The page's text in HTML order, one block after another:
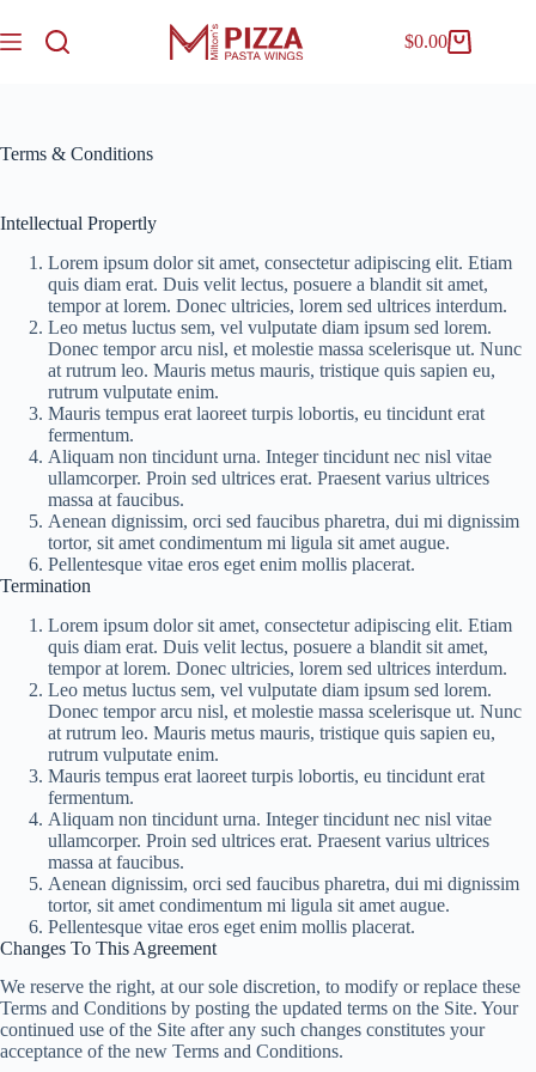
$0.00
Terms & Conditions
Intellectual Propertly
Lorem ipsum dolor sit amet, consectetur adipiscing elit. Etiam
quis diam erat. Duis velit lectus, posuere a blandit sit amet,
tempor at lorem. Donec ultricies, lorem sed ultrices interdum.
Leo metus luctus sem, vel vulputate diam ipsum sed lorem.
Donec tempor arcu nisl, et molestie massa scelerisque ut. Nunc
at rutrum leo. Mauris metus mauris, tristique quis sapien eu,
rutrum vulputate enim.
Mauris tempus erat laoreet turpis lobortis, eu tincidunt erat
fermentum.
Aliquam non tincidunt urna. Integer tincidunt nec nisl vitae
ullamcorper. Proin sed ultrices erat. Praesent varius ultrices
massa at faucibus.
Aenean dignissim, orci sed faucibus pharetra, dui mi dignissim
tortor, sit amet condimentum mi ligula sit amet augue.
Pellentesque vitae eros eget enim mollis placerat.
Termination
Lorem ipsum dolor sit amet, consectetur adipiscing elit. Etiam
quis diam erat. Duis velit lectus, posuere a blandit sit amet,
tempor at lorem. Donec ultricies, lorem sed ultrices interdum.
Leo metus luctus sem, vel vulputate diam ipsum sed lorem.
Donec tempor arcu nisl, et molestie massa scelerisque ut. Nunc
at rutrum leo. Mauris metus mauris, tristique quis sapien eu,
rutrum vulputate enim.
Mauris tempus erat laoreet turpis lobortis, eu tincidunt erat
fermentum.
Aliquam non tincidunt urna. Integer tincidunt nec nisl vitae
ullamcorper. Proin sed ultrices erat. Praesent varius ultrices
massa at faucibus.
Aenean dignissim, orci sed faucibus pharetra, dui mi dignissim
tortor, sit amet condimentum mi ligula sit amet augue.
Pellentesque vitae eros eget enim mollis placerat.
Changes To This Agreement
We reserve the right, at our sole discretion, to modify or replace these
Terms and Conditions by posting the updated terms on the Site. Your
continued use of the Site after any such changes constitutes your
acceptance of the new Terms and Conditions.